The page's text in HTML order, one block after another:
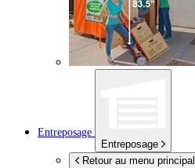
Entreposage
Entreposage
Retour au menu principal